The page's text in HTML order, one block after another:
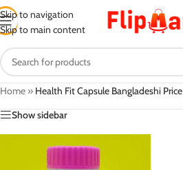
Skip to navigation
Skip to main content
Home » Health Fit Capsule Bangladeshi Price
Show sidebar